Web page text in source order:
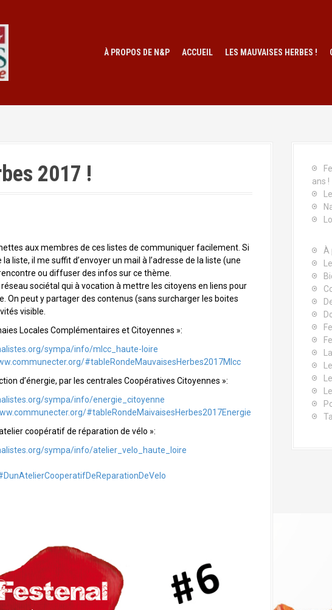
À PROPOS DE N&P ACCUEIL LES MAUVAISES HERBES !
2017 !
aux membres de ces listes de communiquer facilement. Si
liste, il me suffit d’envoyer un mail à l’adresse de la liste (une
ou diffuser des infos sur ce thème.
réseau sociétal qui à vocation à mettre les citoyens en liens pour
On peut y partager des contenus (sans surcharger les boites
visible.
Locales Complémentaires et Citoyennes »:
sympa/info/mlcc_haute-loire
#tableRondeMauvaisesHerbes2017Mlcc
d’énergie, par les centrales Coopératives Citoyennes »:
sympa/info/energie_citoyenne
#tableRondeMaivaisesHerbes2017Energie
coopératif de réparation de vélo »:
sympa/info/atelier_velo_haute_loire
ans !
À